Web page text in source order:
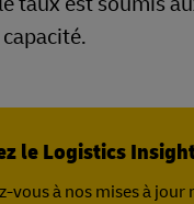
le Logistics
vous à nos mises à jour